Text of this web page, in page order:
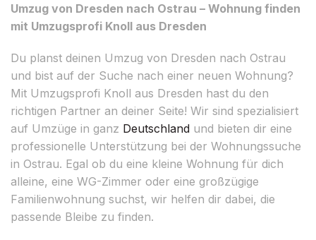
Umzug von Dresden nach Ostrau – Wohnung finden
mit Umzugsprofi Knoll aus Dresden
Du planst deinen Umzug von Dresden nach Ostrau
und bist auf der Suche nach einer neuen Wohnung?
Mit Umzugsprofi Knoll aus Dresden hast du den
richtigen Partner an deiner Seite! Wir sind spezialisiert
auf Umzüge in ganz Deutschland und bieten dir eine
professionelle Unterstützung bei der Wohnungssuche
in Ostrau. Egal ob du eine kleine Wohnung für dich
alleine, eine WG-Zimmer oder eine großzügige
Familienwohnung suchst, wir helfen dir dabei, die
passende Bleibe zu finden.